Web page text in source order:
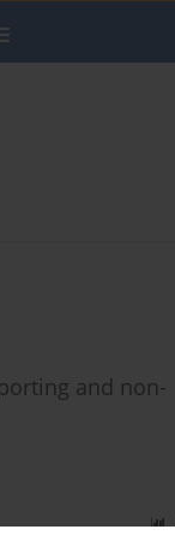
and non-